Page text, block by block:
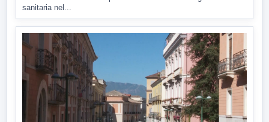
sanitaria nel...